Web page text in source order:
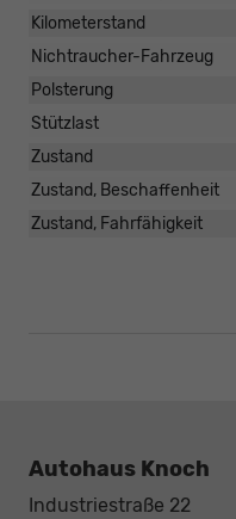
Kilometerstand
Nichtraucher-Fahrzeug
Polsterung
Stützlast
Zustand
Zustand, Beschaffenheit
Zustand, Fahrfähigkeit
Autohaus Knoch
Industriestraße 22